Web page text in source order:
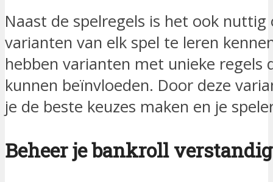
Naast de spelregels is het ook nuttig
varianten van elk spel te leren
hebben varianten met unieke regels
kunnen beïnvloeden. Door deze
je de beste keuzes maken en je
Beheer je bankroll verstandig